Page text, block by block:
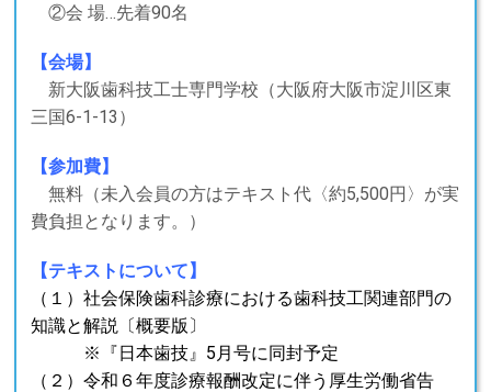
②会 場…先着90名
【会場】
新大阪歯科技工士専門学校（大阪府大阪市淀川区東
三国6-1-13）
【参加費】
無料（未入会員の方はテキスト代〈約5,500円〉が実
費負担となります。）
【テキストについて】
（１）社会保険歯科診療における歯科技工関連部門の
知識と解説〔概要版〕
※『日本歯技』 5月号に同封予定
（２）令和６年度診療報酬改定に伴う厚生労働省告